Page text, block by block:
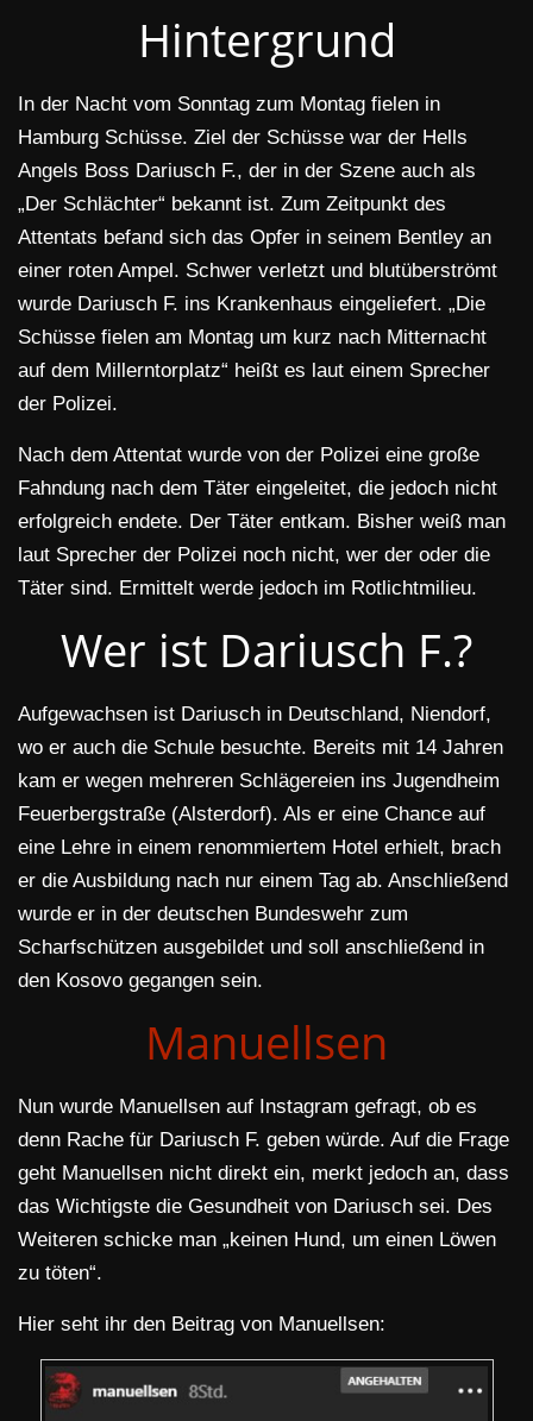
Hintergrund
In der Nacht vom Sonntag zum Montag fielen in
Hamburg Schüsse. Ziel der Schüsse war der Hells
Angels Boss Dariusch F., der in der Szene auch als
„Der Schlächter“ bekannt ist. Zum Zeitpunkt des
Attentats befand sich das Opfer in seinem Bentley an
einer roten Ampel. Schwer verletzt und blutüberströmt
wurde Dariusch F. ins Krankenhaus eingeliefert. „Die
Schüsse fielen am Montag um kurz nach Mitternacht
auf dem Millerntorplatz“ heißt es laut einem Sprecher
der Polizei.
Nach dem Attentat wurde von der Polizei eine große
Fahndung nach dem Täter eingeleitet, die jedoch nicht
erfolgreich endete. Der Täter entkam. Bisher weiß man
laut Sprecher der Polizei noch nicht, wer der oder die
Täter sind. Ermittelt werde jedoch im Rotlichtmilieu.
Wer ist Dariusch F.?
Aufgewachsen ist Dariusch in Deutschland, Niendorf,
wo er auch die Schule besuchte. Bereits mit 14 Jahren
kam er wegen mehreren Schlägereien ins Jugendheim
Feuerbergstraße (Alsterdorf). Als er eine Chance auf
eine Lehre in einem renommiertem Hotel erhielt, brach
er die Ausbildung nach nur einem Tag ab. Anschließend
wurde er in der deutschen Bundeswehr zum
Scharfschützen ausgebildet und soll anschließend in
den Kosovo gegangen sein.
Manuellsen
Nun wurde Manuellsen auf Instagram gefragt, ob es
denn Rache für Dariusch F. geben würde. Auf die Frage
geht Manuellsen nicht direkt ein, merkt jedoch an, dass
das Wichtigste die Gesundheit von Dariusch sei. Des
Weiteren schicke man „keinen Hund, um einen Löwen
zu töten“.
Hier seht ihr den Beitrag von Manuellsen: